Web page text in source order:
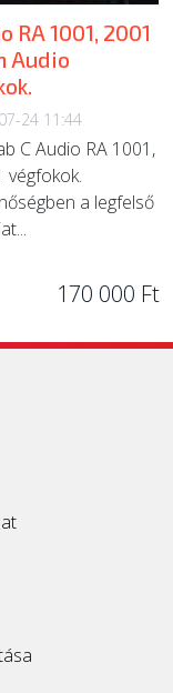
RA 1001, 2001
Audio
24 11:44
C Audio RA 1001,
végfokok.
a legfelső
170 000 Ft